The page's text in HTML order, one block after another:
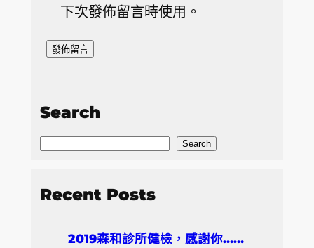
下次發佈留言時使用。
Search
S
a
Search
Recent Posts
2019森和診所健檢，感謝你……